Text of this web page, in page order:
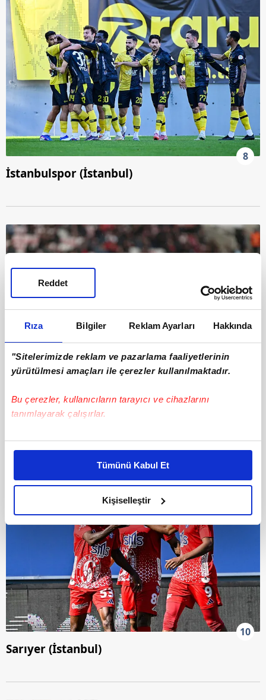
Rıza Bilgiler Reklam Ayarları Hakkında
"Sitelerimizde reklam ve pazarlama faaliyetlerinin
yürütülmesi amaçları ile çerezler kullanılmaktadır.
Bu çerezler, kullanıcıların tarayıcı ve cihazlarını
tanımlayarak çalışırlar.
Bu çerezlere izin vermeniz halinde sizlere özel
daha iyi reklam deneyimi yaşatabiliriz. Bunu yaparken
amacımızın size daha iyi bir reklam deneyimi sunmak
olduğunu ve sizlere en iyi içerikleri sunabilmek adına
elimizden gelen çabayı gösterdiğimizi ve bu noktada,
reklamların maliyetlerimizi karşılamak noktasında tek gelir
kalemimiz olduğunu sizlere hatırlatmak isteriz.
Her halükârda, kullanıcılar, bu çerezlere izin vermedikleri
takdirde, kullanıcılara hedefli reklamlar
gösterilmeyecektir."
Sizlere daha iyi bir hizmet sunabilmek için İnternet
Sitemizde kendimize ve üçüncü kişilere ait çerezler
kullanılmaktadır. Bu çerezler vasıtasıyla çeşitli kişisel
toplumu hizmetlerinin sunulması amacıyla
Tümünü Kabul Et
Kişiselleştir
Reddet
8
İstanbulspor (İstanbul)
Iğdır FK (Iğdır)
10
Sarıyer (İstanbul)